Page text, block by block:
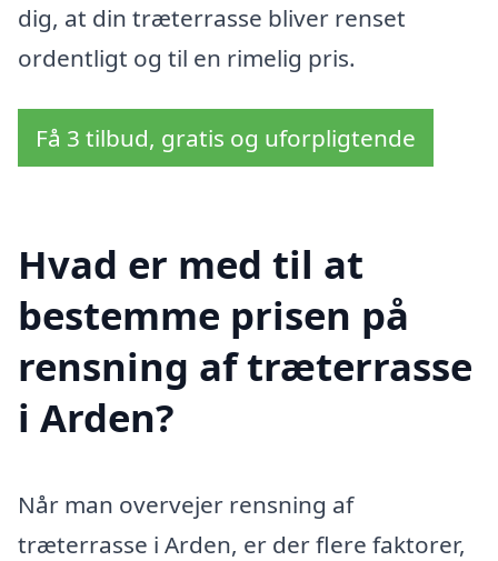
dig, at din træterrasse bliver renset
ordentligt og til en rimelig pris.
Få 3 tilbud, gratis og uforpligtende
Hvad er med til at
bestemme prisen på
rensning af træterrasse
i Arden?
Når man overvejer rensning af
træterrasse i Arden, er der flere faktorer,